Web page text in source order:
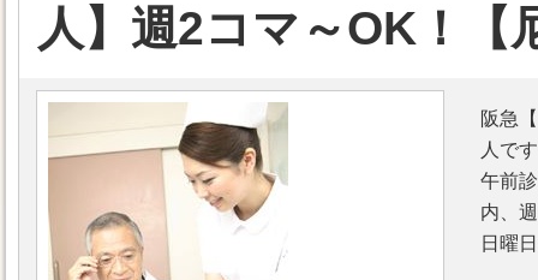
人】週2コマ～OK！【
阪急
人で
午前
内、
日曜